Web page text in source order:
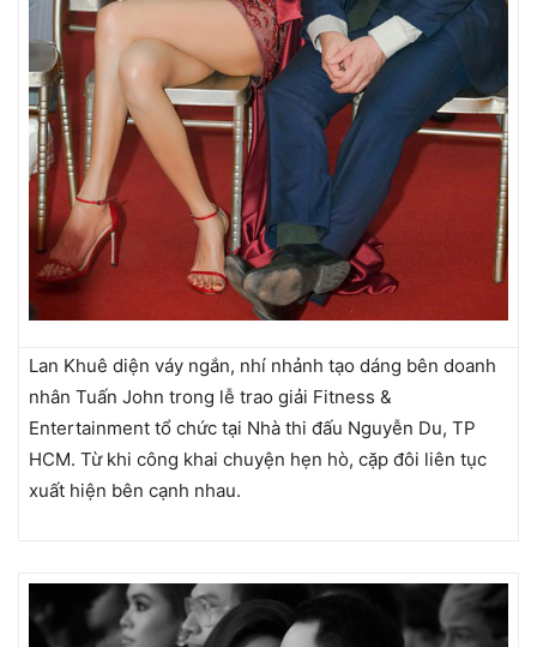
Lan Khuê diện váy ngắn, nhí nhảnh tạo dáng bên doanh
nhân Tuấn John trong lễ trao giải Fitness &
Entertainment tổ chức tại Nhà thi đấu Nguyễn Du, TP
HCM. Từ khi công khai chuyện hẹn hò, cặp đôi liên tục
xuất hiện bên cạnh nhau.